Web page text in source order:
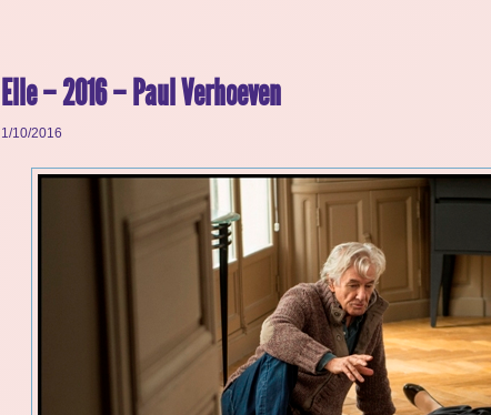
Elle – 2016 – Paul Verhoeven
1/10/2016